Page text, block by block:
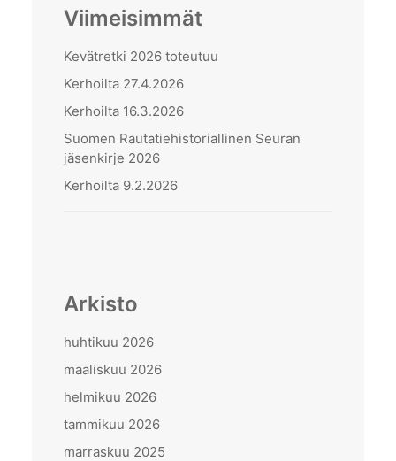
Viimeisimmät
Kevätretki 2026 toteutuu
Kerhoilta 27.4.2026
Kerhoilta 16.3.2026
Suomen Rautatiehistoriallinen Seuran
jäsenkirje 2026
Kerhoilta 9.2.2026
Arkisto
huhtikuu 2026
maaliskuu 2026
helmikuu 2026
tammikuu 2026
marraskuu 2025